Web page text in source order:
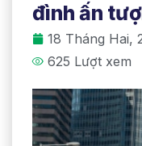
đình ấn
18 Tháng Hai,
625 Lượt xem